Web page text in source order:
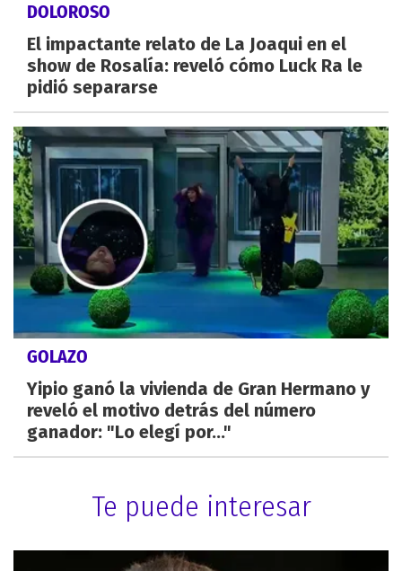
DOLOROSO
El impactante relato de La Joaqui en el
show de Rosalía: reveló cómo Luck Ra le
pidió separarse
GOLAZO
Yipio ganó la vivienda de Gran Hermano y
reveló el motivo detrás del número
ganador: "Lo elegí por..."
Te puede interesar